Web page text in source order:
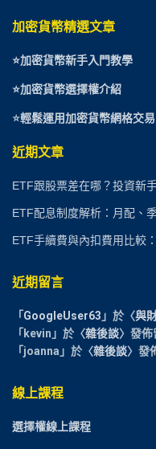
加密貨幣精選文章
⭐加密貨幣新手入門教學
⭐加密貨幣選擇權介紹
⭐輕鬆運用加密貨幣網格交易
近期文章
ETF跟股票差在哪？投資新
ETF配息制度解析：月配、
ETF手續費與內扣費用比較
近期留言
「 GoogleUser63 」於〈與
「 kevin 」於〈雜後談〉發佈
「 joanna 」於〈雜後談〉發
線上課程
選擇權線上課程